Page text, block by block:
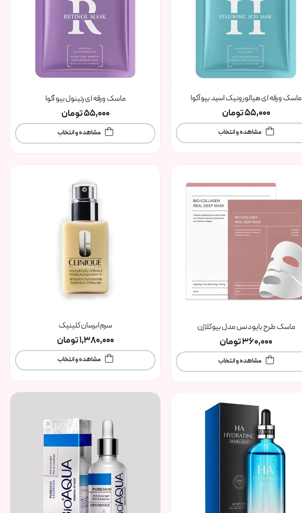
ماسک ورقه ای هیالورونیک اسید بیو آکوا
55,000تومان
مشاهده و انتخاب
ماسک ورقه ای رتینول بیو آکوا
55,000تومان
مشاهده و انتخاب
ماسک طرح بایودنس مدل بیوکلاژن
360,000تومان
مشاهده و انتخاب
سرم ابرسان کلینیک
1,380,000تومان
مشاهده و انتخاب